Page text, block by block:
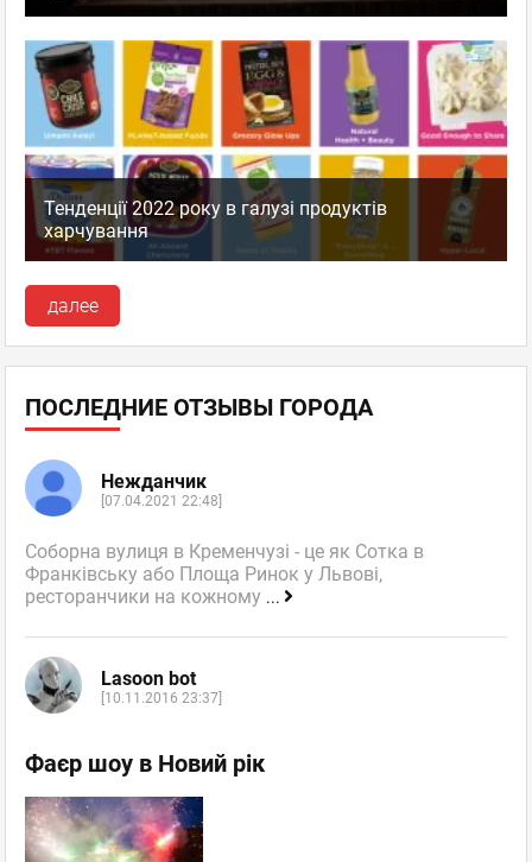
Тенденції 2022 року в галузі продуктів
харчування
далее
ПОСЛЕДНИЕ ОТЗЫВЫ ГОРОДА
Нежданчик
[07.04.2021 22:48]
Соборна вулиця в Кременчузі - це як Сотка в
Франківську або Площа Ринок у Львові,
ресторанчики на кожному ...
Lasoon bot
[10.11.2016 23:37]
Фаєр шоу в Новий рік